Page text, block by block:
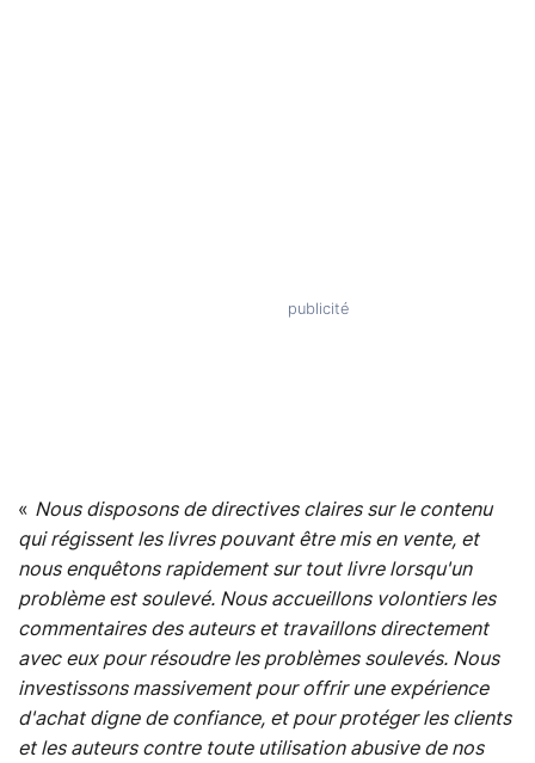
« Nous disposons de directives claires sur le contenu
qui régissent les livres pouvant être mis en vente, et
nous enquêtons rapidement sur tout livre lorsqu'un
problème est soulevé. Nous accueillons volontiers les
commentaires des auteurs et travaillons directement
avec eux pour résoudre les problèmes soulevés. Nous
investissons massivement pour offrir une expérience
d'achat digne de confiance, et pour protéger les clients
et les auteurs contre toute utilisation abusive de nos